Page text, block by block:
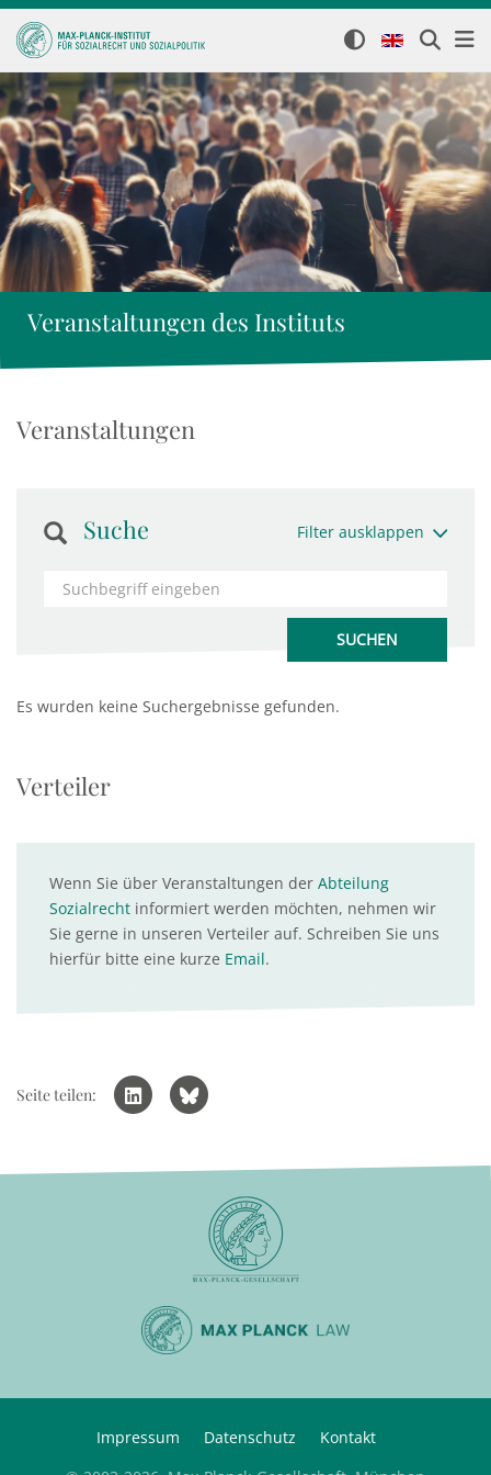
Veranstaltungen des Instituts
Veranstaltungen
Suche Filter ausklappen
Es wurden keine Suchergebnisse gefunden.
Verteiler
Wenn Sie über Veranstaltungen der Abteilung
Sozialrecht informiert werden möchten, nehmen wir
Sie gerne in unseren Verteiler auf. Schreiben Sie uns
hierfür bitte eine kurze Email.
Seite teilen:
Impressum Datenschutz
Kontakt